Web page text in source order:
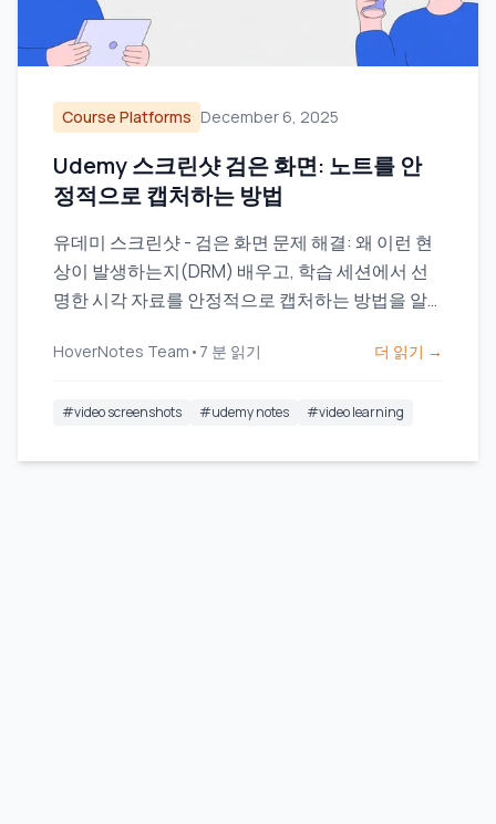
Course Platforms December 6, 2025
Udemy 스크린샷 검은 화면: 노트를 안
정적으로 캡처하는 방법
유데미 스크린샷 - 검은 화면 문제 해결: 왜 이런 현
상이 발생하는지(DRM) 배우고, 학습 세션에서 선
명한 시각 자료를 안정적으로 캡처하는 방법을 알
HoverNotes Team • 7 분 읽기 더 읽기 →
#video screenshots #udemy notes #video learning